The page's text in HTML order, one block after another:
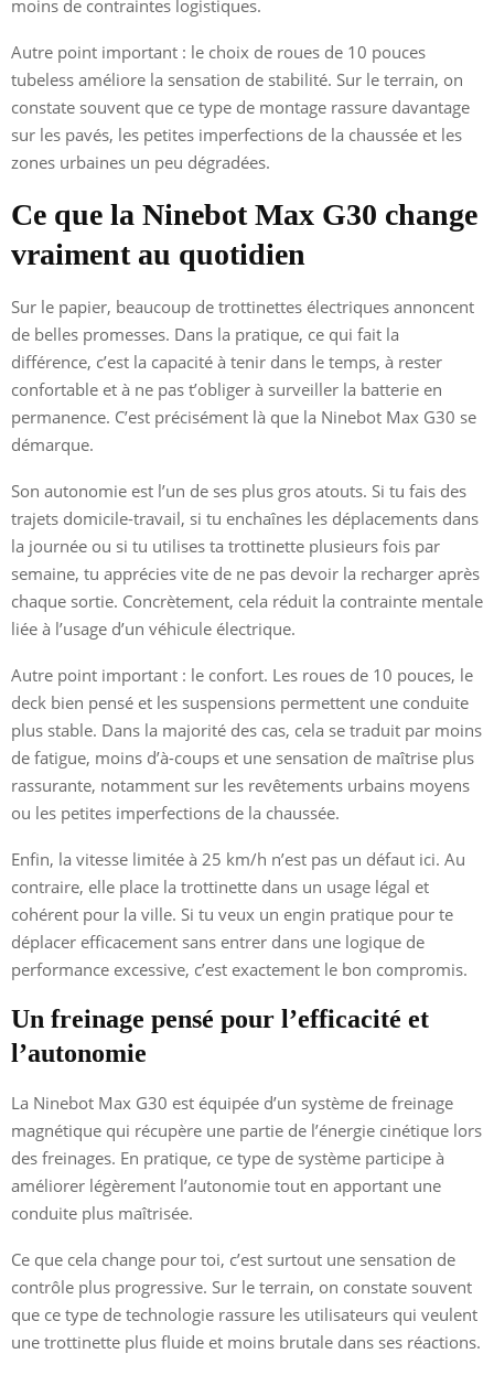
moins de contraintes logistiques.
Autre point important : le choix de roues de 10 pouces
tubeless améliore la sensation de stabilité. Sur le terrain, on
constate souvent que ce type de montage rassure davantage
sur les pavés, les petites imperfections de la chaussée et les
zones urbaines un peu dégradées.
Ce que la Ninebot Max G30 change
vraiment au quotidien
Sur le papier, beaucoup de trottinettes électriques annoncent
de belles promesses. Dans la pratique, ce qui fait la
différence, c’est la capacité à tenir dans le temps, à rester
confortable et à ne pas t’obliger à surveiller la batterie en
permanence. C’est précisément là que la Ninebot Max G30 se
démarque.
Son autonomie est l’un de ses plus gros atouts. Si tu fais des
trajets domicile-travail, si tu enchaînes les déplacements dans
la journée ou si tu utilises ta trottinette plusieurs fois par
semaine, tu apprécies vite de ne pas devoir la recharger après
chaque sortie. Concrètement, cela réduit la contrainte mentale
liée à l’usage d’un véhicule électrique.
Autre point important : le confort. Les roues de 10 pouces, le
deck bien pensé et les suspensions permettent une conduite
plus stable. Dans la majorité des cas, cela se traduit par moins
de fatigue, moins d’à-coups et une sensation de maîtrise plus
rassurante, notamment sur les revêtements urbains moyens
ou les petites imperfections de la chaussée.
Enfin, la vitesse limitée à 25 km/h n’est pas un défaut ici. Au
contraire, elle place la trottinette dans un usage légal et
cohérent pour la ville. Si tu veux un engin pratique pour te
déplacer efficacement sans entrer dans une logique de
performance excessive, c’est exactement le bon compromis.
Un freinage pensé pour l’efficacité et
l’autonomie
La Ninebot Max G30 est équipée d’un système de freinage
magnétique qui récupère une partie de l’énergie cinétique lors
des freinages. En pratique, ce type de système participe à
améliorer légèrement l’autonomie tout en apportant une
conduite plus maîtrisée.
Ce que cela change pour toi, c’est surtout une sensation de
contrôle plus progressive. Sur le terrain, on constate souvent
que ce type de technologie rassure les utilisateurs qui veulent
une trottinette plus fluide et moins brutale dans ses réactions.